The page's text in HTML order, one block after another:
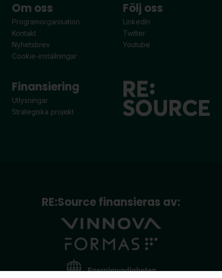
Om oss
Programorganisation
Kontakt
Nyhetsbrev
Cookie-inställningar
Följ oss
LinkedIn
Twitter
Youtube
Finansiering
Utlysningar
Strategiska projekt
RE:Source finansieras av: